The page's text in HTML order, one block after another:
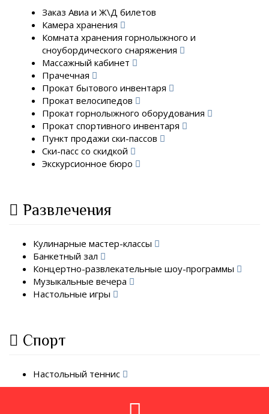
Заказ Авиа и Ж\Д билетов
Камера хранения
Комната хранения горнолыжного и
сноубордического снаряжения
Массажный кабинет
Прачечная
Прокат бытового инвентаря
Прокат велосипедов
Прокат горнолыжного оборудования
Прокат спортивного инвентаря
Пункт продажи ски-пассов
Ски-пасс со скидкой
Экскурсионное бюро
Развлечения
Кулинарные мастер-классы
Банкетный зал
Концертно-развлекательные шоу-программы
Музыкальные вечера
Настольные игры
Спорт
Настольный теннис